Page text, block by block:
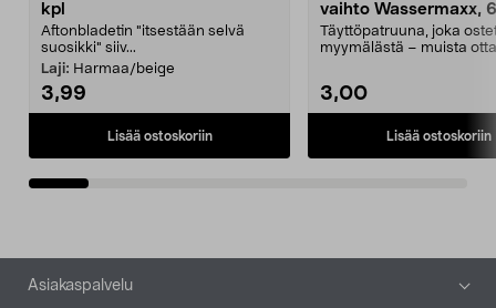
kpl
Aftonbladetin "itsestään selvä
suosikki" siiv...
Laji: Harmaa/beige
3,99
Lisää ostoskoriin
vaihto Wassermaxx,
Täyttöpatruuna, joka
myymälästä – muista
3,00
Lisää ostoskoriin
Alatunniste
Asiakaspalvelu